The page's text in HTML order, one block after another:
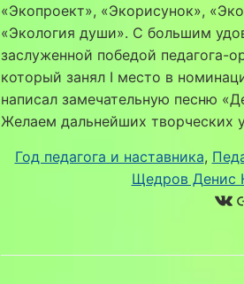
«Экопроект», «Экорисунок»,
«Экология души». С большим
заслуженной победой педагога-
который занял I место в
написал замечательную песню
Желаем дальнейших творческих
Год педагога и наставника,
Щедров Денис